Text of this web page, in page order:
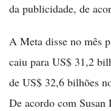
da publicidade, de
A Meta disse no mês
caiu para US$ 31,2
de US$ 32,6 bilhões
De acordo com